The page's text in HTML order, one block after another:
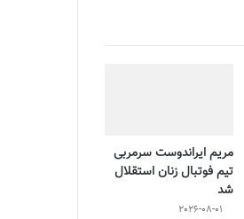
مریم ایراندوست سرمربی
تیم فوتبال زنان استقلال
شد
2026-08-01